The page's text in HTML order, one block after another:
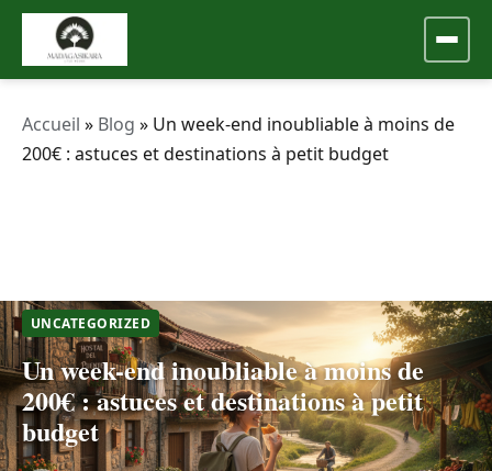
Accueil » Blog » Un week-end inoubliable à moins de
200€ : astuces et destinations à petit budget
UNCATEGORIZED
Un week-end inoubliable à moins de
200€ : astuces et destinations à petit
budget